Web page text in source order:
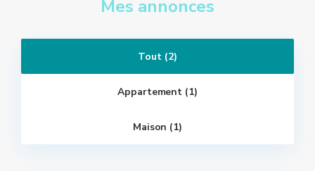
Mes annonces
Tout (2)
Appartement (1)
Maison (1)